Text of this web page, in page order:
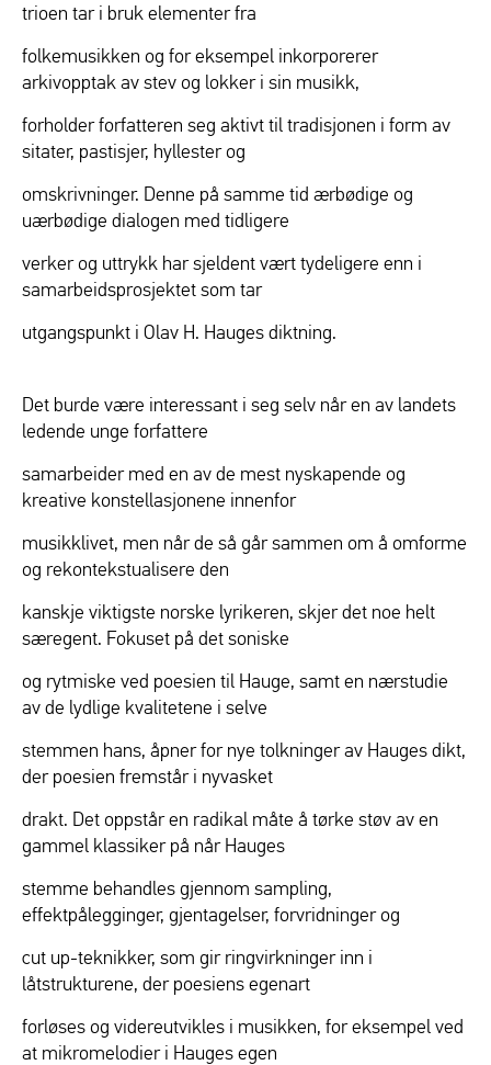
trioen tar i bruk elementer fra
folkemusikken og for eksempel inkorporerer
arkivopptak av stev og lokker i sin musikk,
forholder forfatteren seg aktivt til tradisjonen i form av
sitater, pastisjer, hyllester og
omskrivninger. Denne på samme tid ærbødige og
uærbødige dialogen med tidligere
verker og uttrykk har sjeldent vært tydeligere enn i
samarbeidsprosjektet som tar
utgangspunkt i Olav H. Hauges diktning.
Det burde være interessant i seg selv når en av landets
ledende unge forfattere
samarbeider med en av de mest nyskapende og
kreative konstellasjonene innenfor
musikklivet, men når de så går sammen om å omforme
og rekontekstualisere den
kanskje viktigste norske lyrikeren, skjer det noe helt
særegent. Fokuset på det soniske
og rytmiske ved poesien til Hauge, samt en nærstudie
av de lydlige kvalitetene i selve
stemmen hans, åpner for nye tolkninger av Hauges dikt,
der poesien fremstår i nyvasket
drakt. Det oppstår en radikal måte å tørke støv av en
gammel klassiker på når Hauges
stemme behandles gjennom sampling,
effektpålegginger, gjentagelser, forvridninger og
cut up-teknikker, som gir ringvirkninger inn i
låtstrukturene, der poesiens egenart
forløses og videreutvikles i musikken, for eksempel ved
at mikromelodier i Hauges egen